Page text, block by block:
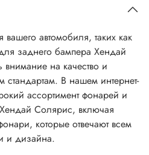
автомобиля, таких как
заднего бампера Хендай
на качество и
стандартам. В нашем интернет-
ассортимент фонарей и
Солярис, включая
которые отвечают всем
и дизайна.